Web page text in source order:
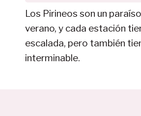
Los Pirineos son un
verano, y cada estación
escalada, pero también
interminable.